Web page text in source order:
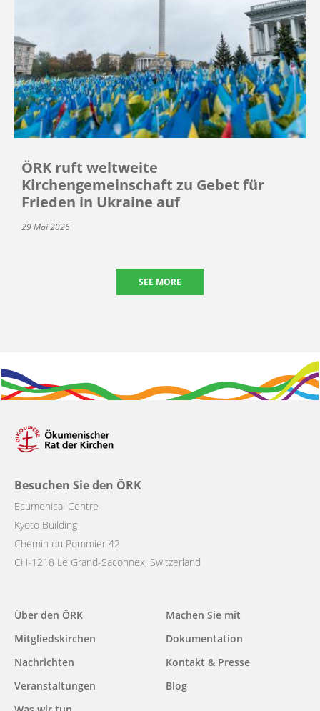
ÖRK ruft weltweite
Kirchengemeinschaft zu Gebet für
Frieden in Ukraine auf
29 Mai 2026
SEE MORE
Besuchen Sie den ÖRK
Ecumenical Centre
Kyoto Building
Chemin du Pommier 42
CH-1218 Le Grand-Saconnex, Switzerland
Main
navigation
Über den ÖRK
Mitgliedskirchen
Nachrichten
Veranstaltungen
Machen Sie mit
Dokumentation
Kontakt & Presse
Blog